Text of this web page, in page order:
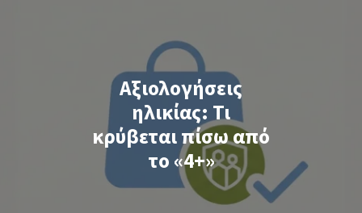
Αξιολογήσεις
ηλικίας: Τι
κρύβεται πίσω από
το «4+»